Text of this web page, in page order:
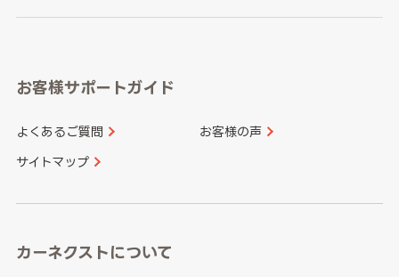
愛知県
和歌山県
山口県
香川県 愛媛県
長崎県
大分県 宮崎県
お客様サポートガイド
よくあるご質問 お客様の声
サイトマップ
カーネクストについて